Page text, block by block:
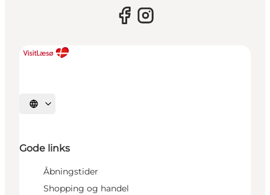
Vælg sprog
Gode links
Åbningstider
Shopping og handel